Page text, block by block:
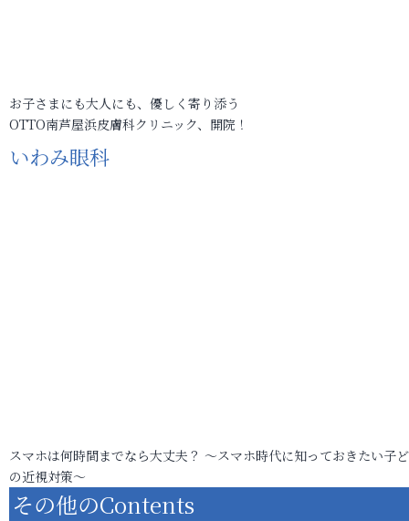
お子さまにも大人にも、優しく寄り添う
OTTO南芦屋浜皮膚科クリニック、開院！
いわみ眼科
スマホは何時間までなら大丈夫？ ～スマホ時代に知っておきたい子
の近視対策～
その他のContents